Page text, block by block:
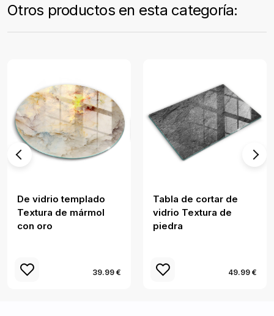
Otros productos en esta categoría:
De vidrio templado
Textura de mármol
con oro
39.99 €
Tabla de cortar de
vidrio Textura de
piedra
49.99 €